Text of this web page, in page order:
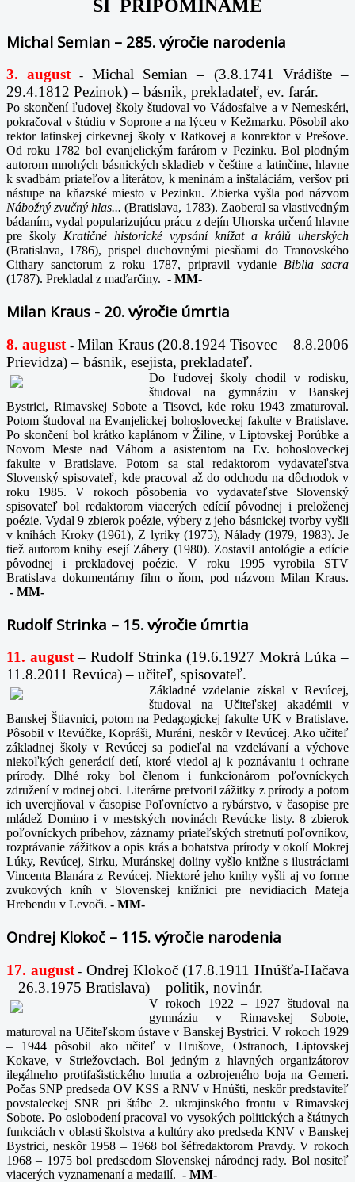
SI PRIPOMÍNAME
Michal Semian – 285. výročie narodenia
3. august -Michal Semian – (3.8.1741 Vrádište –
29.4.1812 Pezinok) – básnik, prekladateľ, ev. farár.
Po skončení ľudovej školy študoval vo Vádosfalve a v Nemeskéri,
pokračoval v štúdiu v Soprone a na lýceu v Kežmarku. Pôsobil ako
rektor latinskej cirkevnej školy v Ratkovej a konrektor v Prešove.
Od roku 1782 bol evanjelickým farárom v Pezinku. Bol plodným
autorom mnohých básnických skladieb v češtine a latinčine, hlavne
k svadbám priateľov a literátov, k meninám a inštaláciám, veršov pri
nástupe na kňazské miesto v Pezinku. Zbierka vyšla pod názvom
Nábožný zvučný hlas...(Bratislava, 1783). Zaoberal sa vlastivedným
bádaním, vydal popularizujúcu prácu z dejín Uhorska určenú hlavne
pre školy Kratičné historické vypsání knížat a králů uherských
(Bratislava, 1786), prispel duchovnými piesňami do Tranovského
Cithary sanctorum z roku 1787, pripravil vydanie Biblia sacra
(1787). Prekladal z maďarčiny. - MM-
Milan Kraus - 20. výročie úmrtia
8. august -Milan Kraus (20.8.1924 Tisovec – 8.8.2006
Prievidza) – básnik, esejista, prekladateľ.
Do ľudovej školy chodil v rodisku,
študoval na gymnáziu v Banskej
Bystrici, Rimavskej Sobote a Tisovci, kde roku 1943 zmaturoval.
Potom študoval na Evanjelickej bohosloveckej fakulte v Bratislave.
Po skončení bol krátko kaplánom v Žiline, v Liptovskej Porúbke a
Novom Meste nad Váhom a asistentom na Ev. bohosloveckej
fakulte v Bratislave. Potom sa stal redaktorom vydavateľstva
Slovenský spisovateľ, kde pracoval až do odchodu na dôchodok v
roku 1985. V rokoch pôsobenia vo vydavateľstve Slovenský
spisovateľ bol redaktorom viacerých edícií pôvodnej i preloženej
poézie. Vydal 9 zbierok poézie, výbery z jeho básnickej tvorby vyšli
v knihách Kroky (1961), Z lyriky (1975), Nálady (1979, 1983). Je
tiež autorom knihy esejí Zábery (1980). Zostavil antológie a edície
pôvodnej i prekladovej poézie. V roku 1995 vyrobila STV
Bratislava dokumentárny film o ňom, pod názvom Milan Kraus.
- MM-
Rudolf Strinka – 15. výročie úmrtia
11. august – Rudolf Strinka (19.6.1927 Mokrá Lúka –
11.8.2011 Revúca) – učiteľ, spisovateľ.
Základné vzdelanie získal v Revúcej,
študoval na Učiteľskej akadémii v
Banskej Štiavnici, potom na Pedagogickej fakulte UK v Bratislave.
Pôsobil v Revúčke, Kopráši, Muráni, neskôr v Revúcej. Ako učiteľ
základnej školy v Revúcej sa podieľal na vzdelávaní a výchove
niekoľkých generácií detí, ktoré viedol aj k poznávaniu i ochrane
prírody. Dlhé roky bol členom i funkcionárom poľovníckych
združení v rodnej obci. Literárne pretvoril zážitky z prírody a potom
ich uverejňoval v časopise Poľovníctvo a rybárstvo, v časopise pre
mládež Domino i v mestských novinách Revúcke listy. 8 zbierok
poľovníckych príbehov, záznamy priateľských stretnutí poľovníkov,
rozprávanie zážitkov a opis krás a bohatstva prírody v okolí Mokrej
Lúky, Revúcej, Sirku, Muránskej doliny vyšlo knižne s ilustráciami
Vincenta Blanára z Revúcej. Niektoré jeho knihy vyšli aj vo forme
zvukových kníh v Slovenskej knižnici pre nevidiacich Mateja
Hrebendu v Levoči. - MM-
Ondrej Klokoč – 115. výročie narodenia
17. august- Ondrej Klokoč (17.8.1911 Hnúšťa-Hačava
– 26.3.1975 Bratislava) – politik, novinár.
V rokoch 1922 – 1927 študoval na
gymnáziu v Rimavskej Sobote,
maturoval na Učiteľskom ústave v Banskej Bystrici. V rokoch 1929
– 1944 pôsobil ako učiteľ v Hrušove, Ostranoch, Liptovskej
Kokave, v Striežovciach. Bol jedným z hlavných organizátorov
ilegálneho protifašistického hnutia a ozbrojeného boja na Gemeri.
Počas SNP predseda OV KSS a RNV v Hnúšti, neskôr predstaviteľ
povstaleckej SNR pri štábe 2. ukrajinského frontu v Rimavskej
Sobote. Po oslobodení pracoval vo vysokých politických a štátnych
funkciách v oblasti školstva a kultúry ako predseda KNV v Banskej
Bystrici, neskôr 1958 – 1968 bol šéfredaktorom Pravdy. V rokoch
1968 – 1975 bol predsedom Slovenskej národnej rady. Bol nositeľ
viacerých vyznamenaní a medailí. - MM-